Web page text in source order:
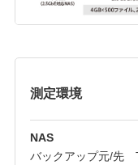
測定環境
NAS
バックアップ元/先